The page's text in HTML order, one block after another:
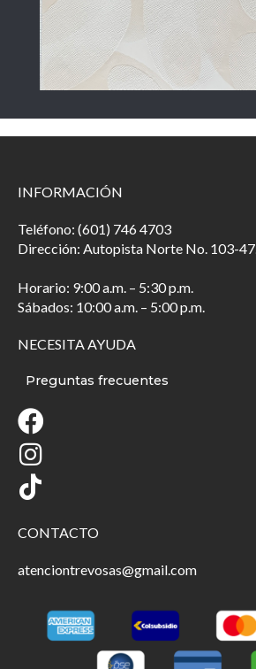
INFORMACIÓN
Teléfono: (601) 746 4703
Dirección: Autopista Norte No. 103-
Horario: 9:00 a.m. – 5:30 p.m.
Sábados: 10:00 a.m. – 5:00 p.m.
NECESITA AYUDA
Preguntas frecuentes
CONTACTO
atenciontrevosas@gmail.com